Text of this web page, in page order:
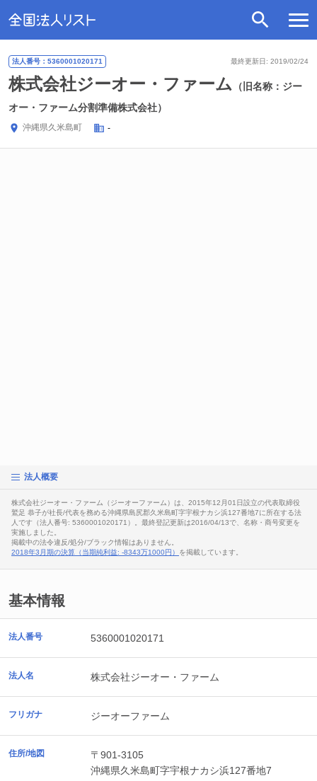
最終更新日: 2019/02/24
法人番号：5360001020171
株式会社ジーオー・ファーム
（旧名称：ジー
オー・ファーム分割準備株式会社）
沖縄県久米島町 -
法人概要
株式会社ジーオー・ファーム（ジーオーファーム）は、2015年12月01日設立の代表取締役
鷲足 恭子が社長/代表を務める沖縄県島尻郡久米島町字宇根ナカシ浜127番地7に所在する法
人です（法人番号: 5360001020171）。最終登記更新は2016/04/13で、名称・商号変更を
実施しました。
掲載中の法令違反/処分/ブラック情報はありません。
2018年3月期の決算（当期純利益: -8343万1000円） を掲載しています。
基本情報
法人番号 5360001020171
法人名 株式会社ジーオー・ファーム
フリガナ ジーオーファーム
住所/地図
〒901-3105
沖縄県久米島町字宇根ナカシ浜127番地7